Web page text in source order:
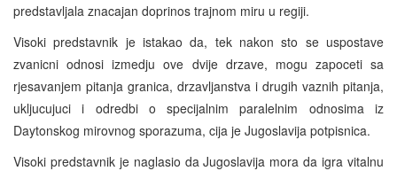
predstavljala znacajan doprinos trajnom miru u regiji.
Visoki predstavnik je istakao da, tek nakon sto se uspostave
zvanicni odnosi izmedju ove dvije drzave, mogu zapoceti sa
rjesavanjem pitanja granica, drzavljanstva i drugih vaznih pitanja,
ukljucujuci i odredbi o specijalnim paralelnim odnosima iz
Daytonskog mirovnog sporazuma, cija je Jugoslavija potpisnica.
Visoki predstavnik je naglasio da Jugoslavija mora da igra vitalnu